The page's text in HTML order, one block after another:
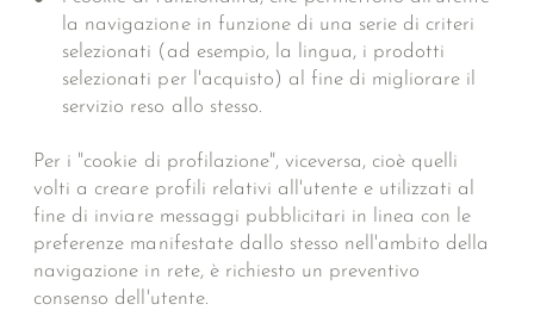
la navigazione in funzione di una serie di criteri
selezionati (ad esempio, la lingua, i prodotti
selezionati per l'acquisto) al fine di migliorare il
servizio reso allo stesso.
Per i "cookie di profilazione", viceversa, cioè quelli
volti a creare profili relativi all'utente e utilizzati al
fine di inviare messaggi pubblicitari in linea con le
preferenze manifestate dallo stesso nell'ambito della
navigazione in rete, è richiesto un preventivo
consenso dell'utente.